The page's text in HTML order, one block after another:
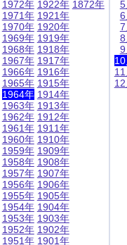
1972年
1971年
1970年
1969年
1968年
1967年
1966年
1965年
1964年
1963年
1962年
1961年
1960年
1959年
1958年
1957年
1956年
1955年
1954年
1953年
1952年
1951年
1922年
1921年
1920年
1919年
1918年
1917年
1916年
1915年
1914年
1913年
1912年
1911年
1910年
1909年
1908年
1907年
1906年
1905年
1904年
1903年
1902年
1901年
1872年